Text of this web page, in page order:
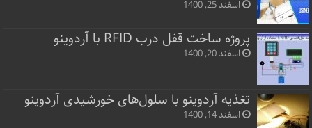
اسفند 25, 1400
پروژه ساخت قفل‌ درب RFID با آردوینو
اسفند 20, 1400
تغذیه آردوینو با سلول‌های خورشیدی آردوینو
اسفند 14, 1400